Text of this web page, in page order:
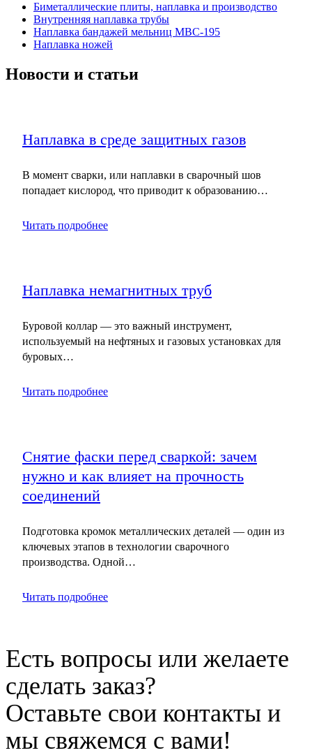
Биметаллические плиты, наплавка и производство
Внутренняя наплавка трубы
Наплавка бандажей мельниц МВС-195
Наплавка ножей
Новости и статьи
Наплавка в среде защитных газов
В момент сварки, или наплавки в сварочный шов
попадает кислород, что приводит к образованию…
Читать подробнее
Наплавка немагнитных труб
Буровой коллар — это важный инструмент,
используемый на нефтяных и газовых установках для
буровых…
Читать подробнее
Снятие фаски перед сваркой: зачем
нужно и как влияет на прочность
соединений
Подготовка кромок металлических деталей — один из
ключевых этапов в технологии сварочного
производства. Одной…
Читать подробнее
Есть вопросы или желаете
сделать заказ?
Оставьте свои контакты и
мы свяжемся с вами!